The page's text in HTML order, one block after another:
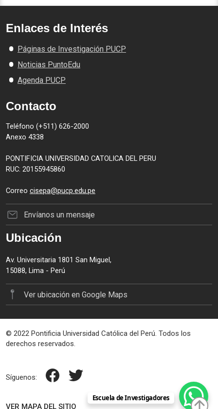
Enlaces de Interés
Páginas de Investigación PUCP
Noticias PuntoEdu
Agenda PUCP
Contacto
Teléfono (+511) 626-2000
Anexo 4338
PONTIFICIA UNIVERSIDAD CATOLICA DEL PERU
RUC: 20155945860
Correo cisepa@pucp.edu.pe
Envíanos un mensaje
Ubicación
Av. Universitaria 1801 San Miguel,
15088, Lima - Perú
Ver ubicación en Google Maps
© 2022 Pontificia Universidad Católica del Perú. Todos los
derechos reservados.
Síguenos:
VER MAPA DEL SITIO
Escuela de Investigadores